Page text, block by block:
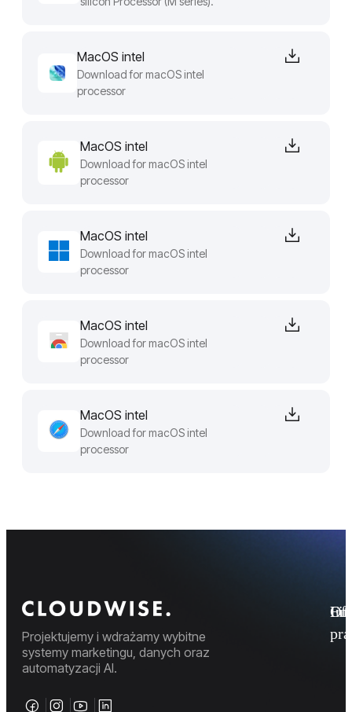
MacOS intel
Download for macOS intel
processor
MacOS intel
Download for macOS intel
processor
MacOS intel
Download for macOS intel
processor
MacOS intel
Download for macOS intel
processor
MacOS intel
Download for macOS intel
processor
Projektujemy i wdrażamy wybitne
systemy marketingu, danych oraz
automatyzacji AI.